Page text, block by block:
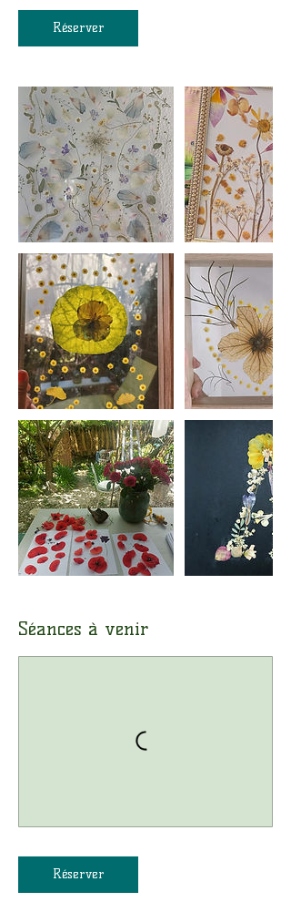
Réserver
Séances à venir
Réserver